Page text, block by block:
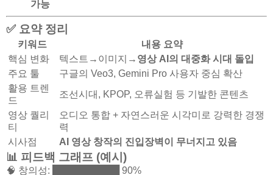
가능
✅ 요약 정리
키워드
내용 요약
핵심 변화
텍스트→이미지→ 영상 AI의 대중화 시대 돌입
주요 툴
구글의 Veo3, Gemini Pro 사용자 중심 확산
활용 트렌
드
조선시대, KPOP, 오류실험 등 기발한 콘텐츠
영상 퀄리
티
오디오 통합 + 자연스러운 시각미로 강력한 경쟁
력
시사점
AI 영상 창작의 진입장벽이 무너지고 있음
📊 피드백 그래프 (예시)
🧠 창의성: ██████████ 90%